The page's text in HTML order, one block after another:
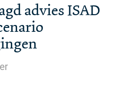
advies ISAD